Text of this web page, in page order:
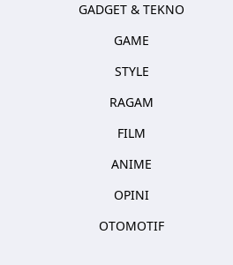
GADGET & TEKNO
GAME
STYLE
RAGAM
FILM
ANIME
OPINI
OTOMOTIF